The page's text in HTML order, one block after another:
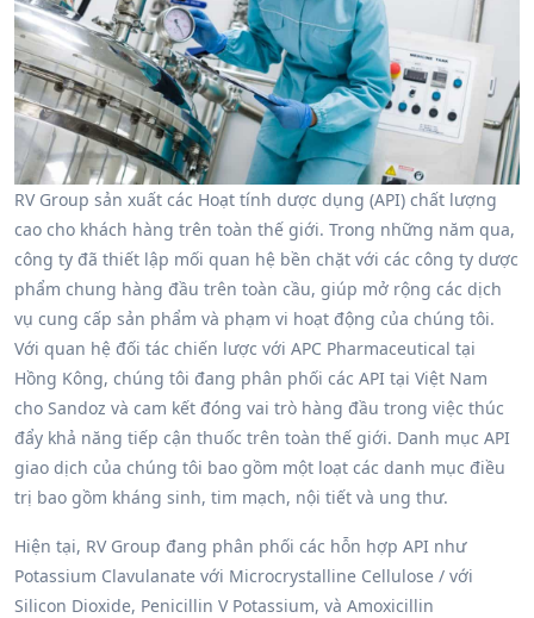
RV Group sản xuất các Hoạt tính dược dụng (API) chất lượng
cao cho khách hàng trên toàn thế giới. Trong những năm qua,
công ty đã thiết lập mối quan hệ bền chặt với các công ty dược
phẩm chung hàng đầu trên toàn cầu, giúp mở rộng các dịch
vụ cung cấp sản phẩm và phạm vi hoạt động của chúng tôi.
Với quan hệ đối tác chiến lược với APC Pharmaceutical tại
Hồng Kông, chúng tôi đang phân phối các API tại Việt Nam
cho Sandoz và cam kết đóng vai trò hàng đầu trong việc thúc
đẩy khả năng tiếp cận thuốc trên toàn thế giới. Danh mục API
giao dịch của chúng tôi bao gồm một loạt các danh mục điều
trị bao gồm kháng sinh, tim mạch, nội tiết và ung thư.
Hiện tại, RV Group đang phân phối các hỗn hợp API như
Potassium Clavulanate với Microcrystalline Cellulose / với
Silicon Dioxide, Penicillin V Potassium, và Amoxicillin